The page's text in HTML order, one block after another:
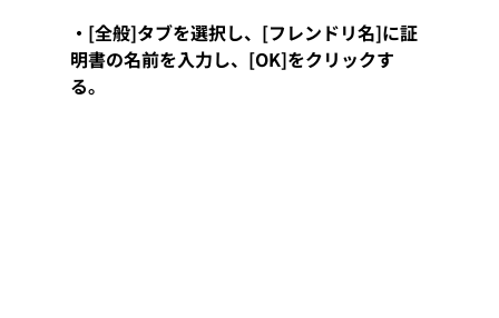
・[全般]タブを選択し、[フレンドリ名]に証
明書の名前を入力し、[OK]をクリックす
る。